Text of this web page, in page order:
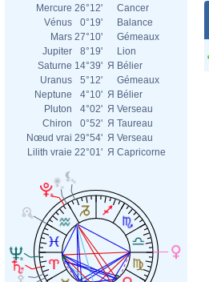
Mercure 26°12'
Cancer
Vénus
0°19'
Balance
Mars 27°10'
Gémeaux
Jupiter
8°19'
Lion
Saturne 14°39' Я Bélier
Uranus
5°12'
Gémeaux
Neptune
4°10' Я Bélier
Pluton
4°02' Я Verseau
Chiron
0°52' Я Taureau
Nœud vrai 29°54' Я Verseau
Lilith vraie 22°01' Я Capricorne